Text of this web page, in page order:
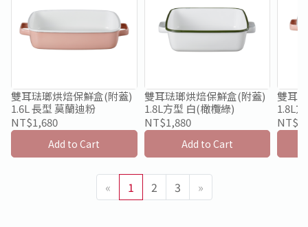
雙耳琺瑯烘焙保鮮盒(附蓋)
1.6L 長型 莫蘭迪粉
NT$1,680
Add to Cart
雙耳琺瑯烘焙保鮮盒(附蓋)
1.8L方型 白(橄欖綠)
NT$1,880
Add to Cart
雙耳
1.8L
« 1 2 3 »